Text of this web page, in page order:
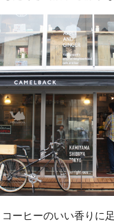
ーヒーのいい香りに